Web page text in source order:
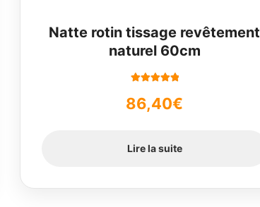
Natte rotin tissage revêtement
naturel 60cm
5
86,40€
Lire la suite